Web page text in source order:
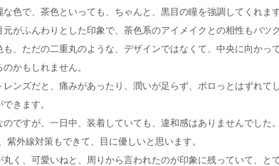
色で、茶色といっても、ちゃんと、黒目の瞳を強調してくれます
がふんわりとした印象で、茶色系のアイメイクとの相性もバツグ
、ただの二重丸のような、デザインではなくて、中央に向かっ
かもしれません。
ンズだと、痛みがあったり、潤いが足らず、ポロっとはずれ
きます。
ですが、一日中、装着していても、違和感はありませんでした。
紫外線対策もできて、目に優しいと思います。
く、可愛いねと、周りから言われたのが印象に残っていて、と